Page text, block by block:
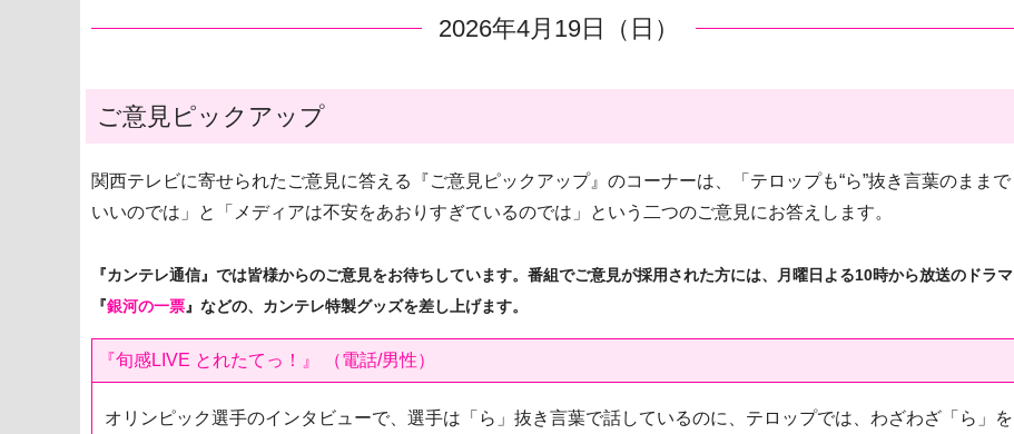
2026年4月19日（日）
ご意見ピックアップ
関西テレビに寄せられたご意見に答える『ご意見ピックアップ』のコーナーは、「テロップも“ら”抜き言葉のままで
いいのでは」と「メディアは不安をあおりすぎているのでは」という二つのご意見にお答えします。
『カンテレ通信』では皆様からのご意見をお待ちしています。番組でご意見が採用された方には、月曜日よる10時から放送のドラマ
『銀河の一票』などの、カンテレ特製グッズを差し上げます。
『旬感LIVE とれたてっ！』 （電話/男性）
オリンピック選手のインタビューで、選手は「ら」抜き言葉で話しているのに、テロップでは、わざわざ「ら」を